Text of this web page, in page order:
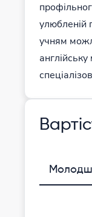
улюбленій
учням